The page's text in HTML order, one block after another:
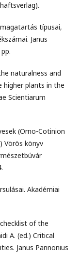
típusai,
Janus
naturalness and
higher plants in the
Scientiarum
(Orno-Cotinion
Vörös könyv
Akadémiai
of the
A. (ed.) Critical
Janus Pannonius